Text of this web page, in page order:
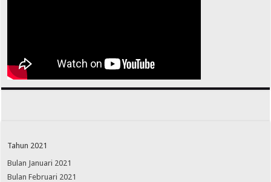
Tahun 2021
Bulan Januari 2021
Bulan Februari 2021